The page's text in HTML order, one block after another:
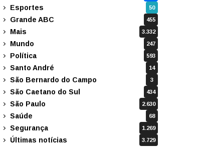
Esportes 50
Grande ABC 455
Mais 3.332
Mundo 247
Política 593
Santo André 14
São Bernardo do Campo 3
São Caetano do Sul 434
São Paulo 2.630
Saúde 68
Segurança 1.269
Últimas notícias 3.729